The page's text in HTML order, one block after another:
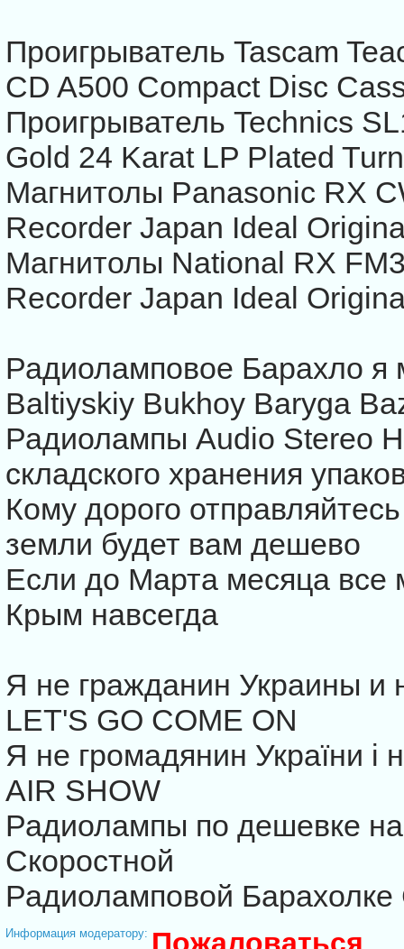
Проигрыватель Tascam
CD A500 Compact Disc
Проигрыватель Technics
Gold 24 Karat LP Plated
Магнитолы Panasonic RX
Recorder Japan Ideal
Магнитолы National RX
Recorder Japan Ideal
Радиоламповое Барахло я
Baltiyskiy Bukhoy Baryga
Радиолампы Audio Stereo
складского хранения
Кому дорого
земли будет вам дешево
Если до Марта месяца все
Крым навсегда
Я не гражданин Украины и
LET'S GO COME ON
Я не громадянин України і
AIR SHOW
Радиолампы по дешевке
Скоростной
Радиоламповой Барахолке
Информация модератору: